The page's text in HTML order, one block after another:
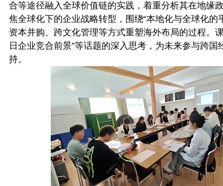
合等途径融入全球价值链的实践，着重分析其在地缘
焦全球化下的企业战略转型，围绕“本地化与全球化
资本并购、跨文化管理等方式重塑海外布局的过程。
日企业竞合前景”等话题的深入思考，为未来参与跨
持。